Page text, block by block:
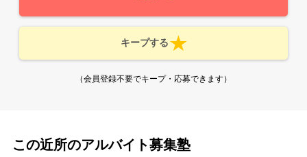
キープする
（会員登録不要でキープ・応募できます）
この近所のアルバイト募集塾